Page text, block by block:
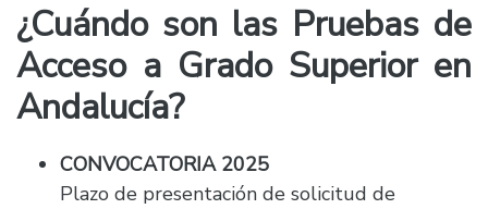
¿Cuándo son las Pruebas de
Acceso a Grado Superior en
Andalucía?
CONVOCATORIA 2025
Plazo de presentación de solicitud de